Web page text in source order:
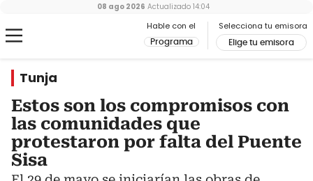
Hable con el
Programa
Selecciona tu emisora
Elige tu emisora
08 ago 2026 Actualizado 14:04
Tunja
Estos son los compromisos con
las comunidades que
protestaron por falta del Puente
Sisa